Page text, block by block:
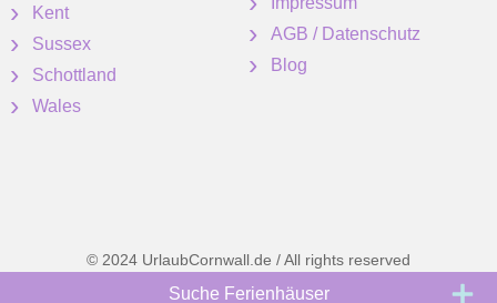
Kent
Sussex
Schottland
Wales
AGB / Datenschutz
Blog
© 2024 UrlaubCornwall.de / All rights reserved
Suche Ferienhäuser